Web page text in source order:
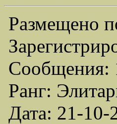
Размещено
Сообщения:
Ранг:
Дата: 21-10-